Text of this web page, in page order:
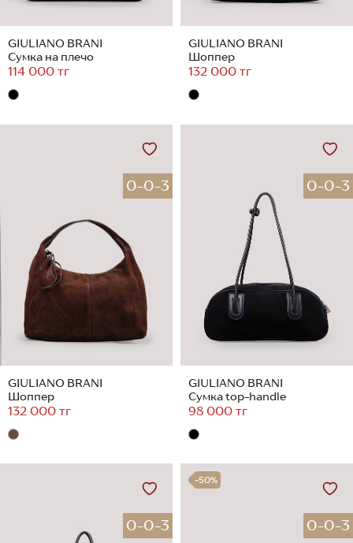
GIULIANO BRANI
Сумка на плечо
114 000 тг
GIULIANO BRANI
Шоппер
132 000 тг
0-0-3
GIULIANO BRANI
Шоппер
132 000 тг
0-0-3
GIULIANO BRANI
Сумка top-handle
98 000 тг
0-0-3
-50%
0-0-3